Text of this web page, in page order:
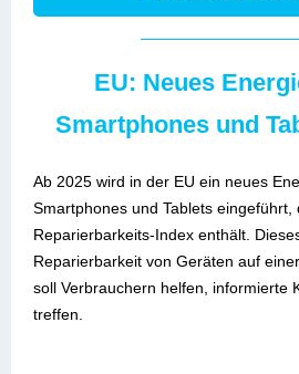
EU: Neues
Smartphones und
Ab 2025 wird in der EU ein neues
Smartphones und Tablets eingeführt,
Reparierbarkeits-Index enthält.
Reparierbarkeit von Geräten auf
soll Verbrauchern helfen, informierte
treffen.